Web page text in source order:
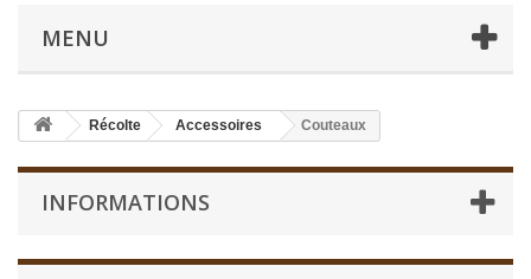
MENU
Récolte Accessoires Couteaux
INFORMATIONS